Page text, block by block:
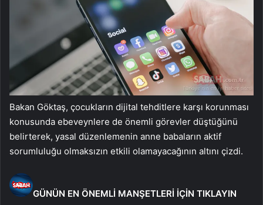
Bakan Göktaş, çocukların dijital tehditlere karşı korunması
konusunda ebeveynlere de önemli görevler düştüğünü
belirterek, yasal düzenlemenin anne babaların aktif
sorumluluğu olmaksızın etkili olamayacağının altını çizdi.
GÜNÜN EN ÖNEMLİ MANŞETLERİ İÇİN TIKLAYIN